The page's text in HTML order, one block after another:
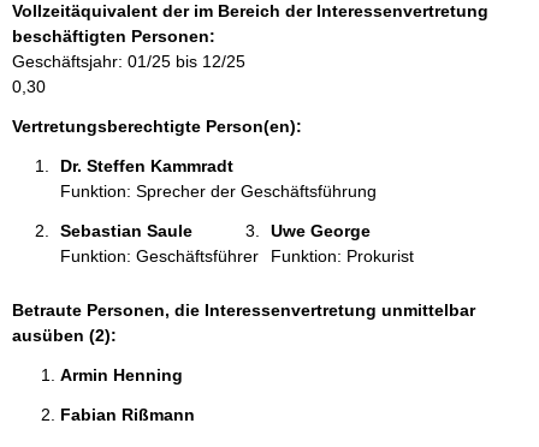
t
i
o
n
e
Vollzeitäquivalent der im Bereich der Interessenvertretung
beschäftigten Personen:
Geschäftsjahr: 01/25 bis 12/25
0,30
Vertretungsberechtigte Person(en):
Dr. Steffen Kammradt
Funktion: Sprecher der Geschäftsführung
Sebastian Saule
Funktion: Geschäftsführer
Uwe George
Funktion: Prokurist
Betraute Personen, die Interessenvertretung unmittelbar
ausüben (2):
Armin Henning
Fabian Rißmann